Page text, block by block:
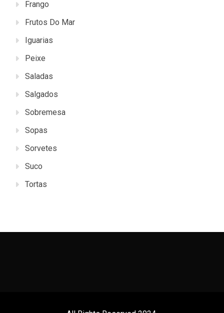
Frango
Frutos Do Mar
Iguarias
Peixe
Saladas
Salgados
Sobremesa
Sopas
Sorvetes
Suco
Tortas